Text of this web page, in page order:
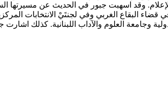
وجامعة العلوم والآداب اللبنانية. كذلك